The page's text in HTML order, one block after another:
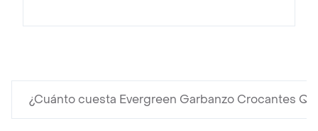
¿Cuánto cuesta Evergreen Garbanzo Crocantes